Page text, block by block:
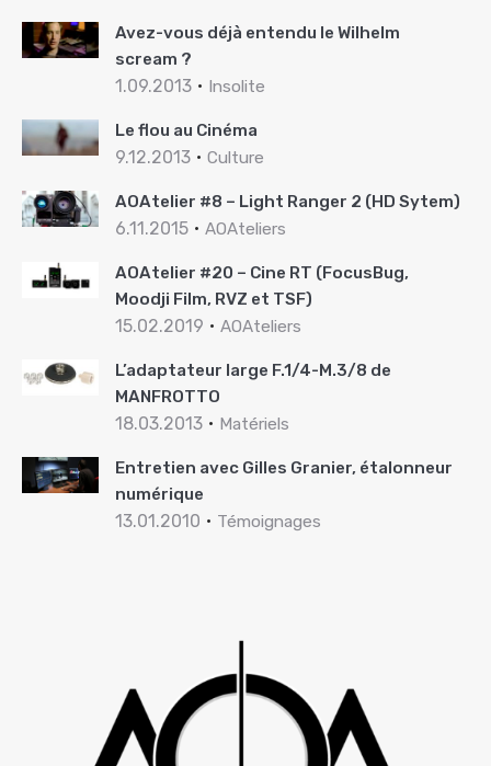
Avez-vous déjà entendu le Wilhelm
scream ?
1.09.2013 Insolite
Le flou au Cinéma
9.12.2013 Culture
AOAtelier #8 – Light Ranger 2 (HD Sytem)
6.11.2015 AOAteliers
AOAtelier #20 – Cine RT (FocusBug,
Moodji Film, RVZ et TSF)
15.02.2019 AOAteliers
L’adaptateur large F.1/4-M.3/8 de
MANFROTTO
18.03.2013 Matériels
Entretien avec Gilles Granier, étalonneur
numérique
13.01.2010 Témoignages